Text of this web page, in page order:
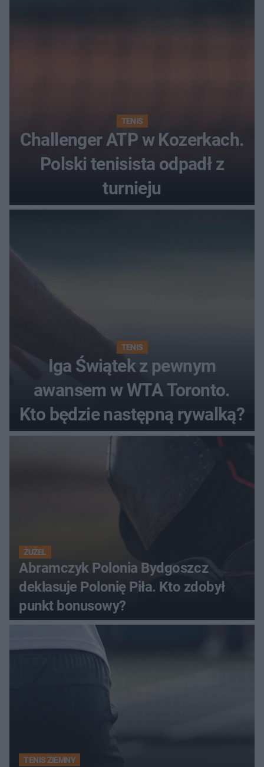
TENIS
Challenger ATP w Kozerkach.
Polski tenisista odpadł z
turnieju
TENIS
Iga Świątek z pewnym
awansem w WTA Toronto.
Kto będzie następną rywalką?
ŻUŻEL
Abramczyk Polonia Bydgoszcz
deklasuje Polonię Piła. Kto zdobył
punkt bonusowy?
TENIS ZIEMNY